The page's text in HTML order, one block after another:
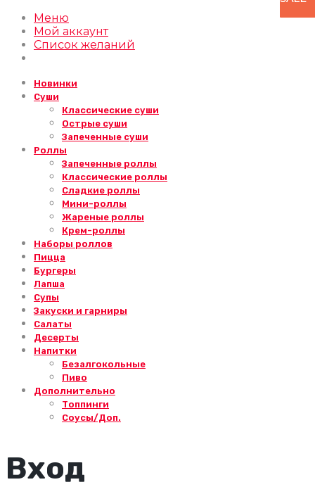
Меню
Мой аккаунт
Список желаний
Новинки
Суши
Классические суши
Острые суши
Запеченные суши
Роллы
Запеченные роллы
Классические роллы
Сладкие роллы
Мини-роллы
Жареные роллы
Крем-роллы
Наборы роллов
Пицца
Бургеры
Лапша
Супы
Закуски и гарниры
Салаты
Десерты
Напитки
Безалгокольные
Пиво
Дополнительно
Топпинги
Соусы/Доп.
Вход